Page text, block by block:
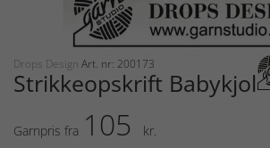
Drops Design Art. nr: 200173
Strikkeopskrift Babykjole
Garnpris fra 105
kr.